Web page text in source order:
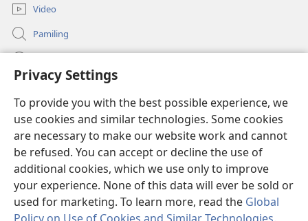
Privacy Settings
To provide you with the best possible experience, we
use cookies and similar technologies. Some cookies
are necessary to make our website work and cannot
be refused. You can accept or decline the use of
additional cookies, which we use only to improve
your experience. None of this data will ever be sold or
used for marketing. To learn more, read the Global
Video
Pamiling
(opens
window)Watchtower ONLINE LIBRARY
(opens
new
window)JW Hub ®
(opens
new
window)